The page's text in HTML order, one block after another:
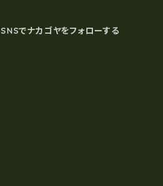
SNSでナカゴヤをフォローする